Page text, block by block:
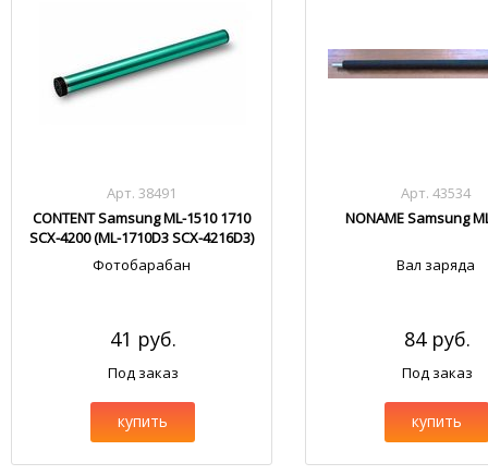
Арт. 38491
CONTENT Samsung ML-1510 1710
SCX-4200 (ML-1710D3 SCX-4216D3)
Фотобарабан
41 руб.
Под заказ
купить
Арт. 43534
NONAME Samsung
Вал заряда
84 руб.
Под заказ
купить